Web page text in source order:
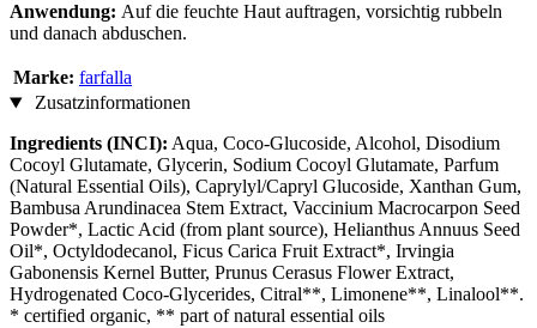
Anwendung: Auf die feuchte Haut auftragen, vorsichtig rubbeln
und danach abduschen.
Marke: farfalla
Zusatzinformationen
Ingredients (INCI): Aqua, Coco-Glucoside, Alcohol, Disodium
Cocoyl Glutamate, Glycerin, Sodium Cocoyl Glutamate, Parfum
(Natural Essential Oils), Caprylyl/Capryl Glucoside, Xanthan Gum,
Bambusa Arundinacea Stem Extract, Vaccinium Macrocarpon Seed
Powder*, Lactic Acid (from plant source), Helianthus Annuus Seed
Oil*, Octyldodecanol, Ficus Carica Fruit Extract*, Irvingia
Gabonensis Kernel Butter, Prunus Cerasus Flower Extract,
Hydrogenated Coco-Glycerides, Citral**, Limonene**, Linalool**.
* certified organic, ** part of natural essential oils